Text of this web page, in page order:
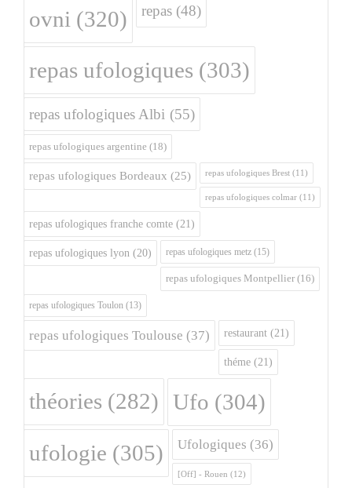
ovni (320) repas (48)
repas ufologiques (303)
repas ufologiques Albi (55)
repas ufologiques argentine (18)
repas ufologiques Bordeaux (25) repas ufologiques Brest (11)
repas ufologiques colmar (11)
repas ufologiques franche comte (21)
repas ufologiques lyon (20) repas ufologiques metz (15)
repas ufologiques Montpellier (16)
repas ufologiques Toulon (13)
repas ufologiques Toulouse (37) restaurant (21)
théme (21)
théories (282) Ufo (304)
ufologie (305) Ufologiques (36)
[Off] - Rouen (12)